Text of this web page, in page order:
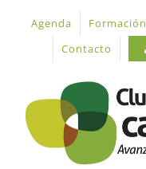
contenido
Agenda Formación
Contacto